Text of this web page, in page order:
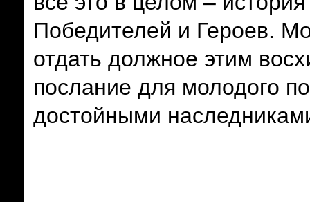
Победителей и Героев.
отдать должное этим
послание для молодого
достойными